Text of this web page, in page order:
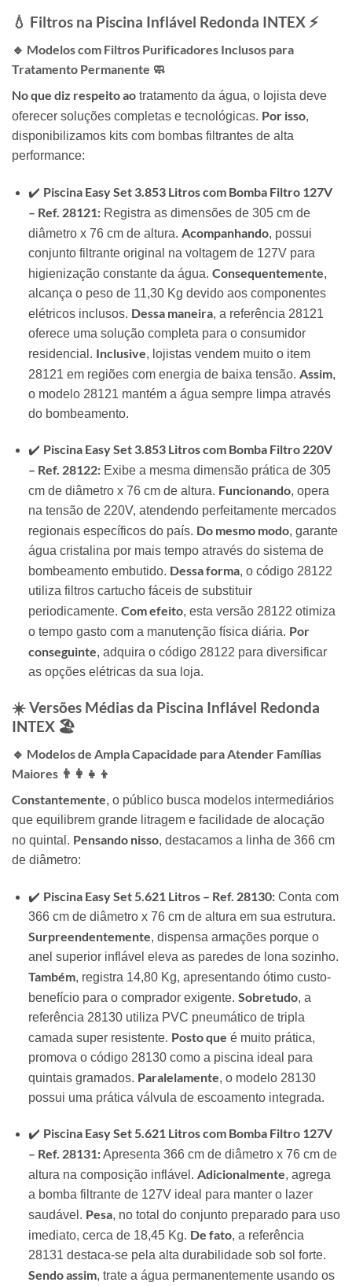
💧 Filtros na Piscina Inflável Redonda INTEX ⚡
🔹 Modelos com Filtros Purificadores Inclusos para
Tratamento Permanente 🧼
No que diz respeito ao tratamento da água, o lojista deve
oferecer soluções completas e tecnológicas. Por isso,
disponibilizamos kits com bombas filtrantes de alta
performance:
✔️ Piscina Easy Set 3.853 Litros com Bomba Filtro 127V
– Ref. 28121:Registra as dimensões de 305 cm de
diâmetro x 76 cm de altura. Acompanhando, possui
conjunto filtrante original na voltagem de 127V para
higienização constante da água. Consequentemente,
alcança o peso de 11,30 Kg devido aos componentes
elétricos inclusos. Dessa maneira, a referência 28121
oferece uma solução completa para o consumidor
residencial. Inclusive, lojistas vendem muito o item
28121 em regiões com energia de baixa tensão. Assim,
o modelo 28121 mantém a água sempre limpa através
do bombeamento.
✔️ Piscina Easy Set 3.853 Litros com Bomba Filtro 220V
– Ref. 28122:Exibe a mesma dimensão prática de 305
cm de diâmetro x 76 cm de altura. Funcionando, opera
na tensão de 220V, atendendo perfeitamente mercados
regionais específicos do país. Do mesmo modo, garante
água cristalina por mais tempo através do sistema de
bombeamento embutido. Dessa forma, o código 28122
utiliza filtros cartucho fáceis de substituir
periodicamente. Com efeito, esta versão 28122 otimiza
o tempo gasto com a manutenção física diária. Por
conseguinte, adquira o código 28122 para diversificar
as opções elétricas da sua loja.
☀️ Versões Médias da Piscina Inflável Redonda
INTEX 🏖️
🔹 Modelos de Ampla Capacidade para Atender Famílias
Maiores 👨‍👩‍👧‍👦
Constantemente, o público busca modelos intermediários
que equilibrem grande litragem e facilidade de alocação
no quintal. Pensando nisso, destacamos a linha de 366 cm
de diâmetro:
✔️ Piscina Easy Set 5.621 Litros – Ref. 28130:Conta com
366 cm de diâmetro x 76 cm de altura em sua estrutura.
Surpreendentemente, dispensa armações porque o
anel superior inflável eleva as paredes de lona sozinho.
Também, registra 14,80 Kg, apresentando ótimo custo-
benefício para o comprador exigente. Sobretudo, a
referência 28130 utiliza PVC pneumático de tripla
camada super resistente. Posto que é muito prática,
promova o código 28130 como a piscina ideal para
quintais gramados. Paralelamente, o modelo 28130
possui uma prática válvula de escoamento integrada.
✔️ Piscina Easy Set 5.621 Litros com Bomba Filtro 127V
– Ref. 28131:Apresenta 366 cm de diâmetro x 76 cm de
altura na composição inflável. Adicionalmente, agrega
a bomba filtrante de 127V ideal para manter o lazer
saudável. Pesa, no total do conjunto preparado para uso
imediato, cerca de 18,45 Kg. De fato, a referência
28131 destaca-se pela alta durabilidade sob sol forte.
Sendo assim, trate a água permanentemente usando os